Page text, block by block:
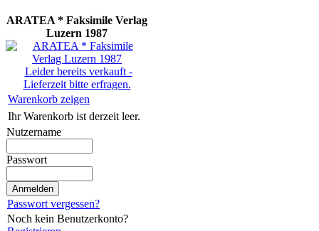
ARATEA * Faksimile Verlag
Luzern 1987
Leider bereits verkauft -
Lieferzeit bitte erfragen.
Warenkorb zeigen
Ihr Warenkorb ist derzeit leer.
Nutzername
Passwort
Passwort vergessen?
Noch kein Benutzerkonto?